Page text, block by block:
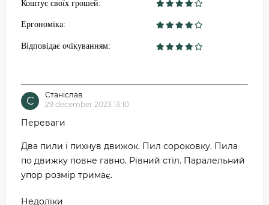
Коштує своїх грошей:
Ергономіка:
Відповідає очікуванням:
С
Станіслав
29 december 2023 13:10
Переваги
Два пили і пихнув движок. Пил сороковку. Пила
по движку повне гавно. Рівний стіл. Паралельний
упор розмір тримає.
Недоліки